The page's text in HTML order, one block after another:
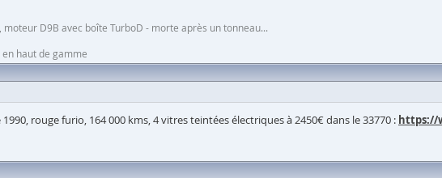
D9B avec boîte TurboD - morte après un tonneau...
haut de gamme
rouge furio, 164 000 kms, 4 vitres teintées électriques à 2450€ dans le 33770 : https://